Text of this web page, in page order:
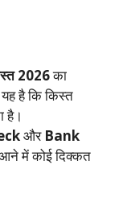
2026का
है कि किस्त
है।
और Bank
में कोई दिक्कत